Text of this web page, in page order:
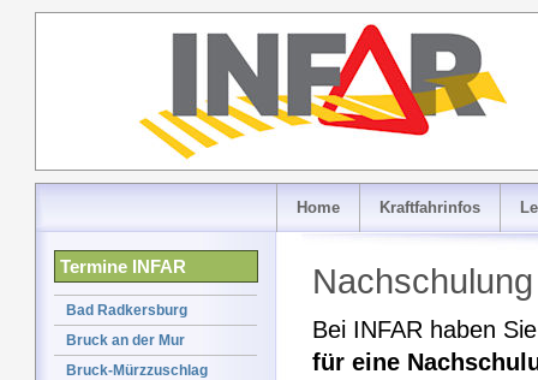
Home Kraftfahrinfos
Termine INFAR
Bad Radkersburg
Bruck an der Mur
Bruck-Mürzzuschlag
Bei INFAR haben
für eine